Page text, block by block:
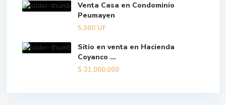
Venta Casa en Condominio
Peumayen
5.300 UF
Sitio en venta en Hacienda
Coyanco ...
$ 31.000.000